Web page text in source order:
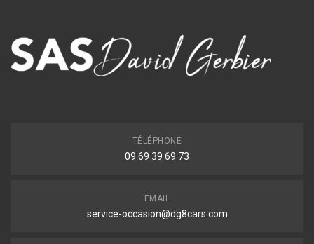
TÉLÉPHONE
09 69 39 69 73
EMAIL
service-occasion@dg8cars.com